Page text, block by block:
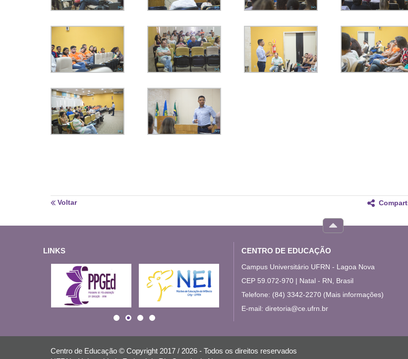
Voltar
LINKS
CENTRO DE EDUCAÇÃO
Campus Universitário UFRN - Lagoa Nova
CEP 59.072-970 | Natal - RN, Brasil
Telefone: (84) 3342-2270 (Mais informações)
E-mail: diretoria@ce.ufrn.br
Centro de Educação © Copyright 2017 / 2026 - Todos os direitos reservados